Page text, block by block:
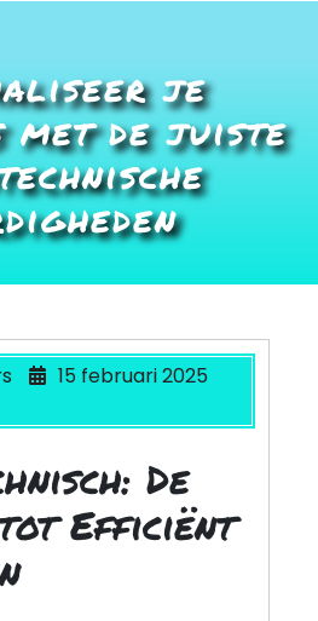
je
met de juiste
15 februari 2025
De
Efficiënt